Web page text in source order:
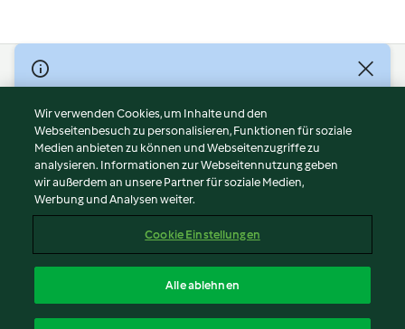
© Copyright 2026
Nutzungsbedingungen
Datenschutzrichtlinien
Disclaimer
Impressum
Cookies
Abo kündigen
Erklärung zur Barrierefreiheit
Wir verwenden Cookies, um Inhalte und den
Webseitenbesuch zu personalisieren, Funktionen für soziale
Medien anbieten zu können und Webseitenzugriffe zu
analysieren. Informationen zur Webseitennutzung geben
wir außerdem an unsere Partner für soziale Medien,
Werbung und Analysen weiter.
Cookie Einstellungen
Alle ablehnen